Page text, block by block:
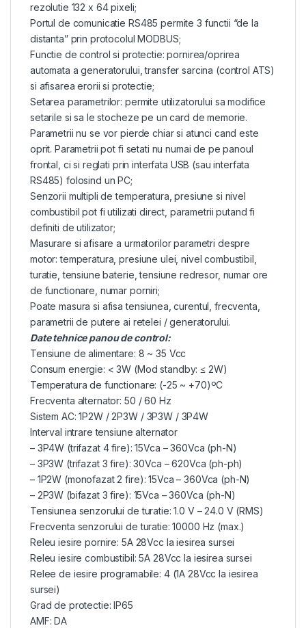
rezolutie 132 x 64 pixeli;
Portul de comunicatie RS485 permite 3 functii “de la
distanta” prin protocolul MODBUS;
Functie de control si protectie: pornirea/oprirea
automata a generatorului, transfer sarcina (control ATS)
si afisarea erorii si protectie;
Setarea parametrilor: permite utilizatorului sa modifice
setarile si sa le stocheze pe un card de memorie.
Parametrii nu se vor pierde chiar si atunci cand este
oprit. Parametrii pot fi setati nu numai de pe panoul
frontal, ci si reglati prin interfata USB (sau interfata
RS485) folosind un PC;
Senzorii multipli de temperatura, presiune si nivel
combustibil pot fi utilizati direct, parametrii putand fi
definiti de utilizator;
Masurare si afisare a urmatorilor parametri despre
motor: temperatura, presiune ulei, nivel combustibil,
turatie, tensiune baterie, tensiune redresor, numar ore
de functionare, numar porniri;
Poate masura si afisa tensiunea, curentul, frecventa,
parametrii de putere ai retelei / generatorului.
Date tehnice panou de control:
Tensiune de alimentare: 8 ~ 35 Vcc
Consum energie: < 3W (Mod standby: ≤ 2W)
Temperatura de functionare: (-25 ~ +70)ºC
Frecventa alternator: 50 / 60 Hz
Sistem AC: 1P2W / 2P3W / 3P3W / 3P4W
Interval intrare tensiune alternator
– 3P4W (trifazat 4 fire): 15Vca – 360Vca (ph-N)
– 3P3W (trifazat 3 fire): 30Vca – 620Vca (ph-ph)
– 1P2W (monofazat 2 fire): 15Vca – 360Vca (ph-N)
– 2P3W (bifazat 3 fire): 15Vca – 360Vca (ph-N)
Tensiunea senzorului de turatie: 1.0 V – 24.0 V (RMS)
Frecventa senzorului de turatie: 10000 Hz (max.)
Releu iesire pornire: 5A 28Vcc la iesirea sursei
Releu iesire combustibil: 5A 28Vcc la iesirea sursei
Relee de iesire programabile: 4 (1A 28Vcc la iesirea
sursei)
Grad de protectie: IP65
AMF: DA